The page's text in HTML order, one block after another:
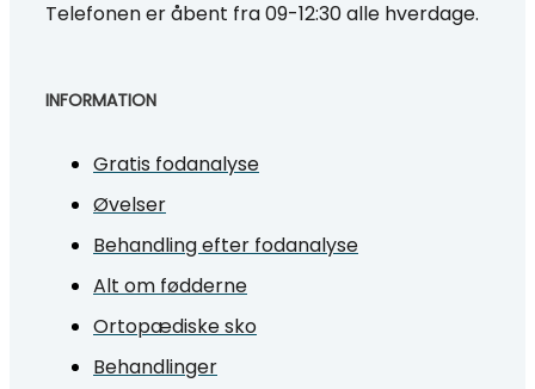
Telefonen er åbent fra 09-12:30 alle hverdage.
INFORMATION
Gratis fodanalyse
Øvelser
Behandling efter fodanalyse
Alt om fødderne
Ortopædiske sko
Behandlinger